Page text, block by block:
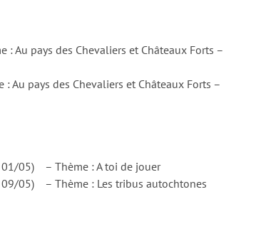
pays des Chevaliers et Châteaux Forts –
pays des Chevaliers et Châteaux Forts –
05) – Thème : A toi de jouer
05) – Thème : Les tribus autochtones